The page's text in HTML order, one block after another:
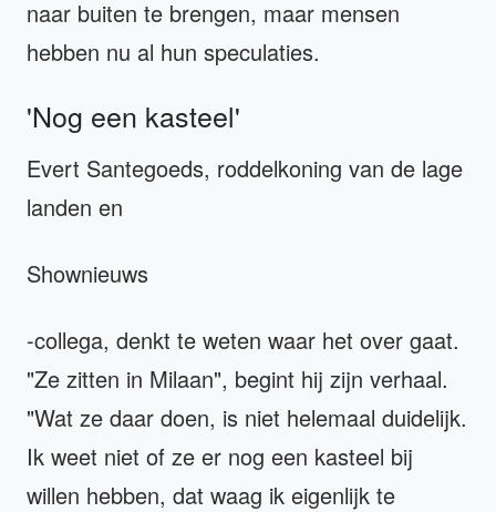
naar buiten te brengen, maar mensen
hebben nu al hun speculaties.
'Nog een kasteel'
Evert Santegoeds, roddelkoning van de lage
landen en
Shownieuws
-collega, denkt te weten waar het over gaat.
"Ze zitten in Milaan", begint hij zijn verhaal.
"Wat ze daar doen, is niet helemaal duidelijk.
Ik weet niet of ze er nog een kasteel bij
willen hebben, dat waag ik eigenlijk te